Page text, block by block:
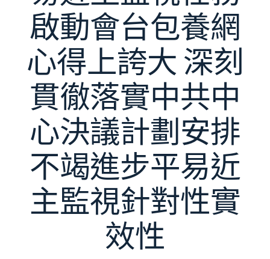
啟動會台包養網
心得上誇大 深刻
貫徹落實中共中
心決議計劃安排
不竭進步平易近
主監視針對性實
效性